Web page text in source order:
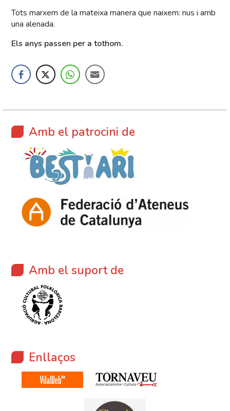
Tots marxem de la mateixa manera que naixem: nus i amb
una alenada.
Els anys passen per a tothom.
Amb el patrocini de
Amb el suport de
Enllaços